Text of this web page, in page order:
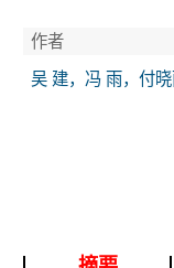
作者
吴 建，冯 雨，付